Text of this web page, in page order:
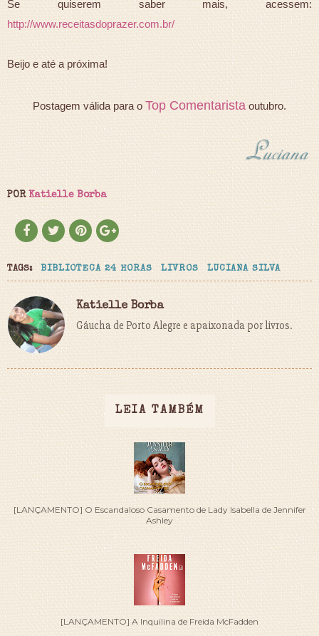
Se quiserem saber mais, acessem:
http://www.receitasdoprazer.com.br/
Beijo e até a próxima!
Postagem válida para o Top Comentaristaoutubro.
POR Katielle Borba
TAGS: BIBLIOTECA 24 HORAS LIVROS LUCIANA SILVA
Katielle Borba
Gáucha de Porto Alegre e apaixonada por livros.
LEIA TAMBÉM
[LANÇAMENTO] O Escandaloso Casamento de Lady Isabella de Jennifer
Ashley
[LANÇAMENTO] A Inquilina de Freida McFadden